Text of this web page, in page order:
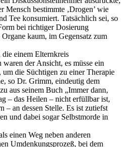
Mensch bestimmte ‚Drogen’ wie
Tee konsumiert. Tatsächlich sei, so
bei richtiger Dosierung
kaum, im Gegensatz zum
einem Elternkreis
der Ansicht, es müsse ein
die Süchtigen zu einer Therapie
so Dr. Grimm, eindeutig dem
aus seinem Buch „Immer dann,
– das Heilen – nicht erfüllbar ist,
– an dessen Stelle. Es ist zutiefst
und dabei sogar Selbstmorde in
einen Weg neben anderen
Umdenkungsprozeß, bei dem